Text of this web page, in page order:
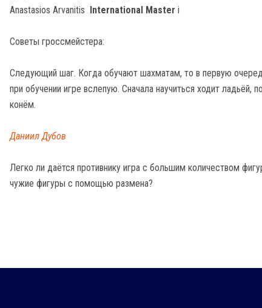
Anastasios Arvanitis International Master i
Советы гроссмейстера:
Следующий шаг. Когда обучают шахматам, то в первую
при обучении игре вслепую. Сначала научиться ходит
конём.
Даниил Дубов
Легко ли даётся противнику игра с большим количеством
чужие фигуры с помощью размена?